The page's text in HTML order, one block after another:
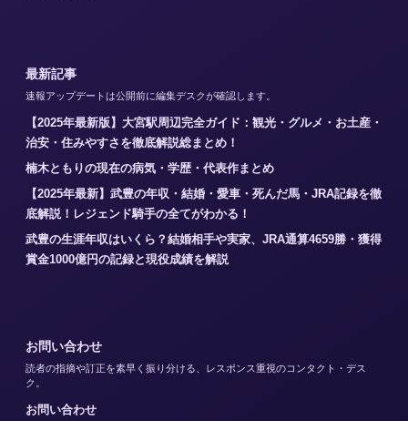
最新記事
速報アップデートは公開前に編集デスクが確認します。
【2025年最新版】大宮駅周辺完全ガイド：観光・グルメ・お土産・
治安・住みやすさを徹底解説総まとめ！
楠木ともりの現在の病気・学歴・代表作まとめ
【2025年最新】武豊の年収・結婚・愛車・死んだ馬・JRA記録を徹
底解説！レジェンド騎手の全てがわかる！
武豊の生涯年収はいくら？結婚相手や実家、JRA通算4659勝・獲得
賞金1000億円の記録と現役成績を解説
お問い合わせ
読者の指摘や訂正を素早く振り分ける、レスポンス重視のコンタクト・デス
ク。
お問い合わせ